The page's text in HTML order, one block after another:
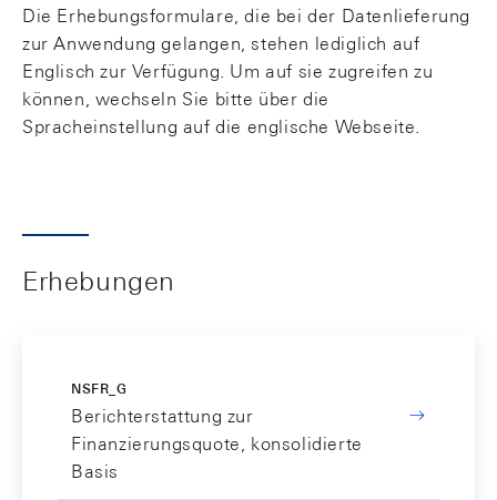
Die Erhebungsformulare, die bei der Datenlieferung
zur Anwendung gelangen, stehen lediglich auf
Englisch zur Verfügung. Um auf sie zugreifen zu
können, wechseln Sie bitte über die
Spracheinstellung auf die englische Webseite.
Erhebungen
NSFR_G
Berichterstattung zur
Finanzierungsquote, konsolidierte
Basis